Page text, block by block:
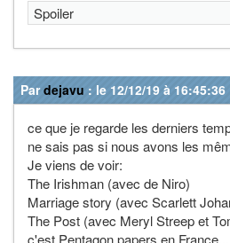
Spoiler
Pardejavu : le 12/12/19 à 16:45:36
ce que je regarde les derniers
ne sais pas si nous avons les
Je viens de voir:
The Irishman (avec de Niro)
Marriage story (avec Scarlett
The Post (avec Meryl Streep et
c'est Pentagon papers en France...